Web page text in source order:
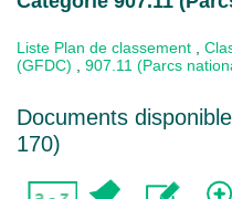
Liste Plan de classement
(GFDC)
907.11 (Parcs
Documents
170)